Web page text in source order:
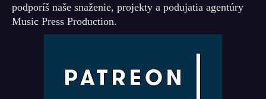
podporíš naše snaženie, projekty a podujatia agentúry
Music Press Production.